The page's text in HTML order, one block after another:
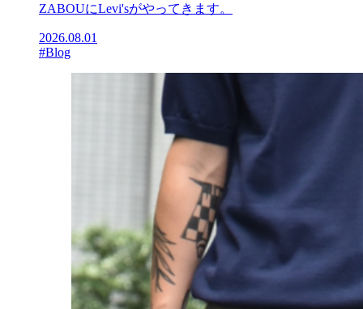
ZABOUにLevi'sがやってきます。
2026.08.01
#Blog